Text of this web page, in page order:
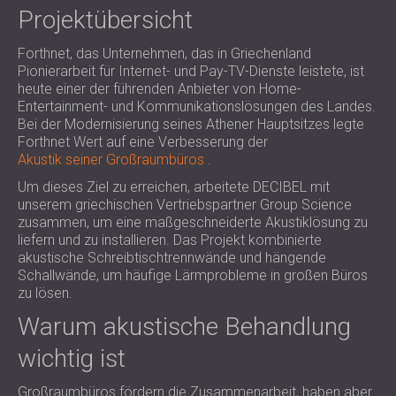
SCHALLSCHUTZ UND AKUSTIK FÜR
HALLEN
SCHALLDÄMMUNG UND
AKUSTIKLÖSUNGEN FÜR
EINZELHANDELSFLÄCHEN
SCHALLSCHUTZ UND AKUSTIK FÜR
BILDUNGSEINRICHTUNGEN
GESUNDHEITSEINRICHTUNGE
SCHALLSCHUTZ UND
AKUSTIKLÖSUNGEN FÜR DEN
AUDIOLOGIEBEREICH
SCHALLDÄMMUNG UND
RECHENZENTREN
POLAND (PL)
РОССИЯ (RU)
USA (US)
SOUTH AFRICA (ZA)
Projektübersicht
Forthnet, das Unternehmen, das in Griechenland
Pionierarbeit für Internet- und Pay-TV-Dienste leistete, ist
heute einer der führenden Anbieter von Home-
Entertainment- und Kommunikationslösungen des Landes.
Bei der Modernisierung seines Athener Hauptsitzes legte
Forthnet Wert auf eine Verbesserung der
Akustik seiner Großraumbüros .
Um dieses Ziel zu erreichen, arbeitete DECIBEL mit
unserem griechischen Vertriebspartner Group Science
zusammen, um eine maßgeschneiderte Akustiklösung zu
liefern und zu installieren. Das Projekt kombinierte
akustische Schreibtischtrennwände und hängende
Schallwände, um häufige Lärmprobleme in großen Büros
zu lösen.
Warum akustische Behandlung
wichtig ist
Großraumbüros fördern die Zusammenarbeit, haben aber